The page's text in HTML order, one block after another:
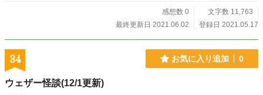
感想数 0
文字数 11,763
最終更新日 2021.06.02
登録日 2021.05.17
34 お気に入り追加 0
ウェザー怪談(12/1更新)